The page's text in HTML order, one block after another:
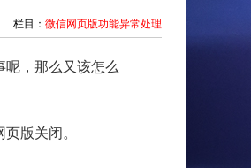
栏目： 微信网页版功能异常处理
，那么又该怎么
版关闭。